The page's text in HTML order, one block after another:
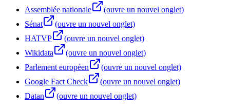
Assemblée nationale
(ouvre un nouvel onglet)
Sénat
(ouvre un nouvel onglet)
HATVP
(ouvre un nouvel onglet)
Wikidata
(ouvre un nouvel onglet)
Parlement européen
(ouvre un nouvel onglet)
Google Fact Check
(ouvre un nouvel onglet)
Datan
(ouvre un nouvel onglet)